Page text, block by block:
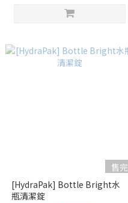
售完
[HydraPak] Bottle Bright水
瓶清潔錠